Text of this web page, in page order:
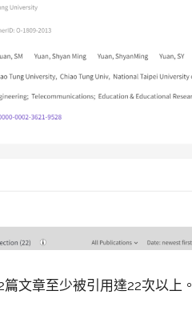
文章至少被引用達22次以上。